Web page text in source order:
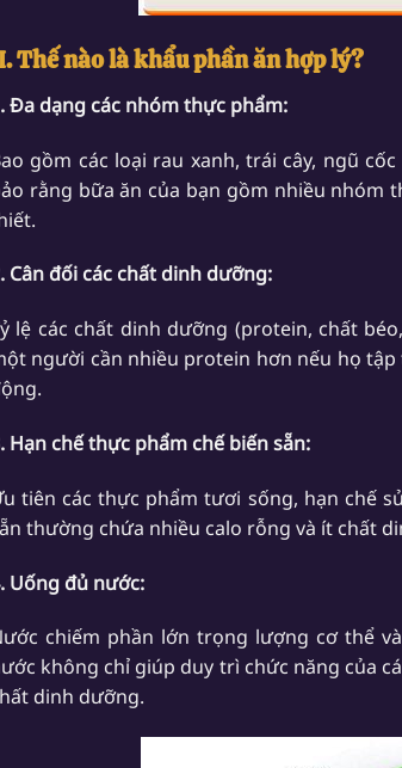
Thế nào là khẩu phần ăn hợp lý?
Đa dạng các nhóm thực phẩm:
gồm các loại rau xanh, trái cây, ngũ
rằng bữa ăn của bạn gồm nhiều nhóm
Cân đối các chất dinh dưỡng:
lệ các chất dinh dưỡng (protein, chất
người cần nhiều protein hơn nếu họ
Hạn chế thực phẩm chế biến sẵn:
tiên các thực phẩm tươi sống, hạn chế
thường chứa nhiều calo rỗng và ít chất
Uống đủ nước:
chiếm phần lớn trọng lượng cơ thể
không chỉ giúp duy trì chức năng của
dinh dưỡng.